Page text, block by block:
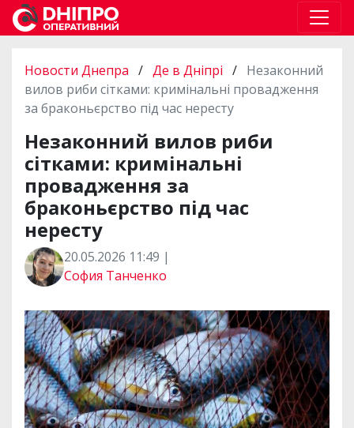
Новости Днепра / Де в Дніпрі / Незаконний
вилов риби сітками: кримінальні провадження
за браконьєрство під час нересту
Незаконний вилов риби
сітками: кримінальні
провадження за
браконьєрство під час
нересту
20.05.2026 11:49 |
София Танченко